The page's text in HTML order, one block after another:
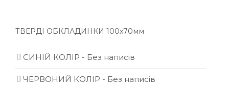
ТВЕРДІ ОБКЛАДИНКИ 100х70мм
СИНІЙ КОЛІР - Без написів
ЧЕРВОНИЙ КОЛІР - Без написів